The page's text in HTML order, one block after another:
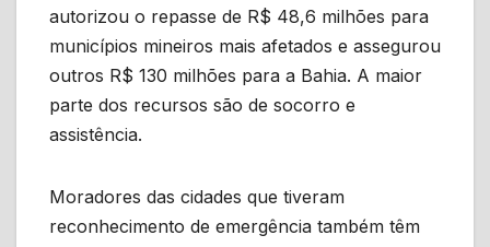
autorizou o repasse de R$ 48,6 milhões para
municípios mineiros mais afetados e assegurou
outros R$ 130 milhões para a Bahia. A maior
parte dos recursos são de socorro e
assistência.
Moradores das cidades que tiveram
reconhecimento de emergência também têm